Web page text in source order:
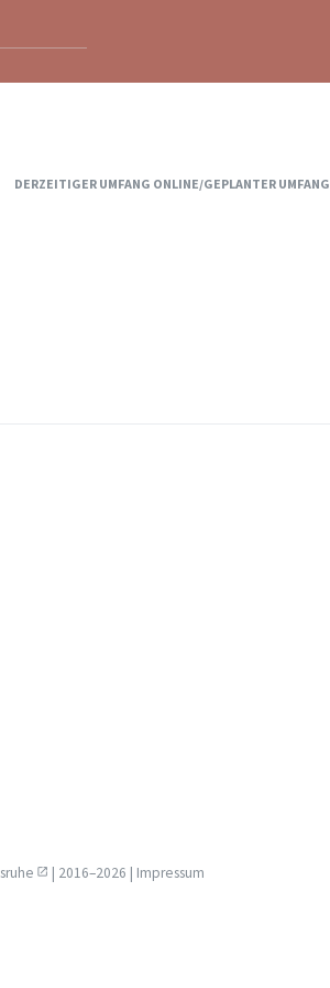
DERZEITIGER UMFANG ONLINE/GEPLANTER UMFANG
| 2016–2026 | Impressum